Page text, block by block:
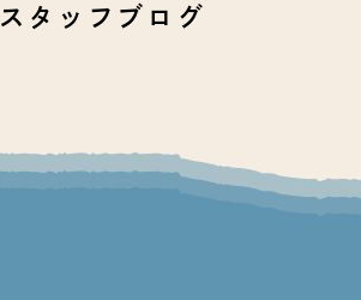
スタッフブログ